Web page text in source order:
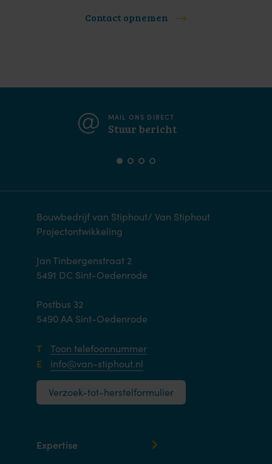
Contact opnemen
MAIL ONS DIRECT
Stuur bericht
Bouwbedrijf van Stiphout/ Van Stiphout
Projectontwikkeling
Jan Tinbergenstraat 2
5491 DC Sint-Oedenrode
Postbus 32
5490 AA Sint-Oedenrode
T Toon telefoonnummer
E info@van-stiphout.nl
Verzoek-tot-herstelformulier
Expertise